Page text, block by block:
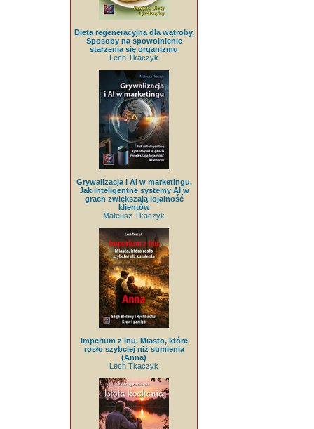
Dieta regeneracyjna dla wątroby.
Sposoby na spowolnienie
starzenia się organizmu
Lech Tkaczyk
Grywalizacja i AI w marketingu.
Jak inteligentne systemy AI w
grach zwiększają lojalność
klientów
Mateusz Tkaczyk
Imperium z lnu. Miasto, które
rosło szybciej niż sumienia
(Anna)
Lech Tkaczyk